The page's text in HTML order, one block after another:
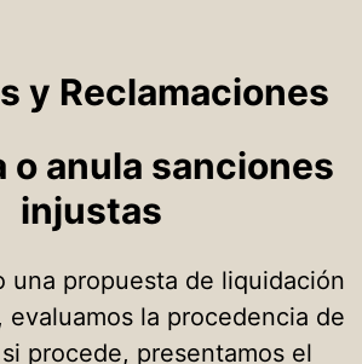
y Reclamaciones
o anula sanciones
injustas
una propuesta de liquidación
evaluamos la procedencia de
procede, presentamos el